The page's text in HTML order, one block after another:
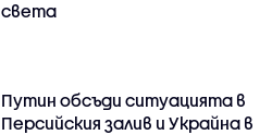
света
Путин обсъди ситуацията в
Персийския залив и Украйна в